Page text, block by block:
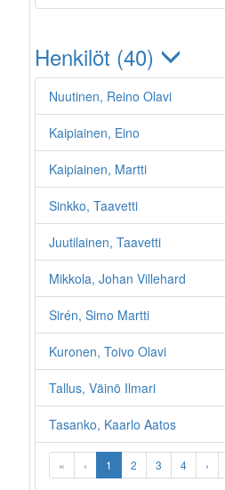
Henkilöt (40)
Nuutinen, Reino Olavi
Kaipiainen, Eino
Kaipiainen, Martti
Sinkko, Taavetti
Juutilainen, Taavetti
Mikkola, Johan Villehard
Sirén, Simo Martti
Kuronen, Toivo Olavi
Tallus, Väinö Ilmari
Tasanko, Kaarlo Aatos
« ‹ 1 2 3 4 ›